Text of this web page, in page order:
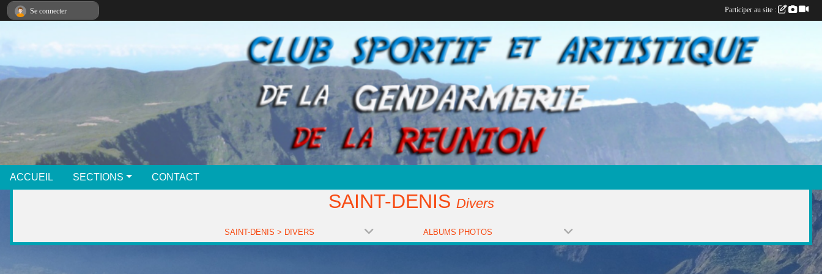
ACCUEIL SECTIONS CONTACT
SAINT-DENIS Divers
SAINT-DENIS > DIVERS ALBUMS PHOTOS
Se connecter Participer au site :
Panneau de gestion des cookies